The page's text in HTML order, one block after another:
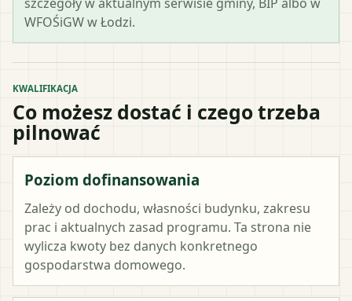
WFOŚiGW w Łodzi.
KWALIFIKACJA
Co możesz dostać i czego trzeba
pilnować
Poziom dofinansowania
Zależy od dochodu, własności budynku, zakresu
prac i aktualnych zasad programu. Ta strona nie
wylicza kwoty bez danych konkretnego
gospodarstwa domowego.